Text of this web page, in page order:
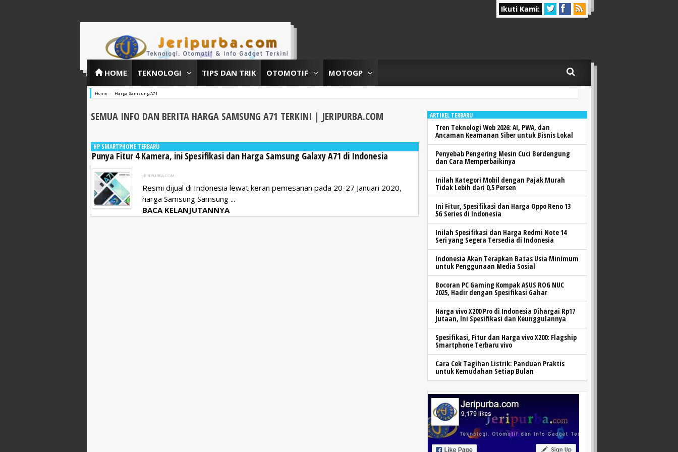
Ikuti Kami:
HOME TEKNOLOGI TIPS DAN TRIK OTOMOTIF MOTOGP
Home Harga Samsung A71
SEMUA INFO DAN BERITA HARGA SAMSUNG A71 TERKINI | JERIPURBA.COM
HP SMARTPHONE TERBARU
Punya Fitur 4 Kamera, ini Spesifikasi dan Harga Samsung Galaxy A71 di Indonesia
JERIPURBA.COM
Resmi dijual di Indonesia lewat keran pemesanan pada 20-27 Januari 2020,
harga Samsung Samsung ...
BACA KELANJUTANNYA
ARTIKEL TERBARU
Tren Teknologi Web 2026: AI, PWA, dan
Ancaman Keamanan Siber untuk Bisnis Lokal
Penyebab Pengering Mesin Cuci Berdengung
dan Cara Memperbaikinya
Inilah Kategori Mobil dengan Pajak Murah
Tidak Lebih dari 0,5 Persen
Ini Fitur, Spesifikasi dan Harga Oppo Reno 13
5G Series di Indonesia
Inilah Spesifikasi dan Harga Redmi Note 14
Seri yang Segera Tersedia di Indonesia
Indonesia Akan Terapkan Batas Usia Minimum
untuk Penggunaan Media Sosial
Bocoran PC Gaming Kompak ASUS ROG NUC
2025, Hadir dengan Spesifikasi Gahar
Harga vivo X200 Pro di Indonesia Dihargai Rp17
Jutaan, Ini Spesifikasi dan Keunggulannya
Spesifikasi, Fitur dan Harga vivo X200: Flagship
Smartphone Terbaru vivo
Cara Cek Tagihan Listrik: Panduan Praktis
untuk Kemudahan Setiap Bulan